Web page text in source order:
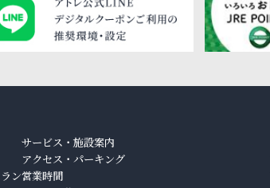
ン
サービス・施設案内
アクセス・パーキング
営業時間